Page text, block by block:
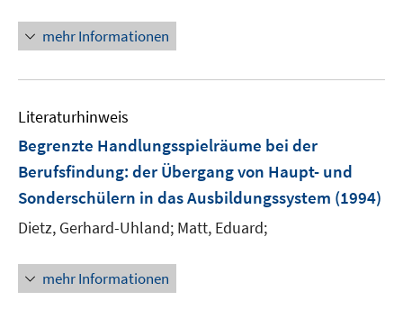
mehr Informationen
Literaturhinweis
Begrenzte Handlungsspielräume bei der
Berufsfindung: der Übergang von Haupt- und
Sonderschülern in das Ausbildungssystem (1994)
Dietz, Gerhard-Uhland; Matt, Eduard;
mehr Informationen